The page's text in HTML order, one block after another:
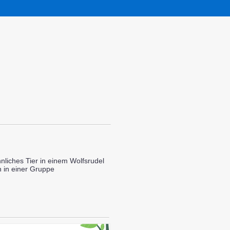
Tier in einem Wolfsrudel
in einer Gruppe